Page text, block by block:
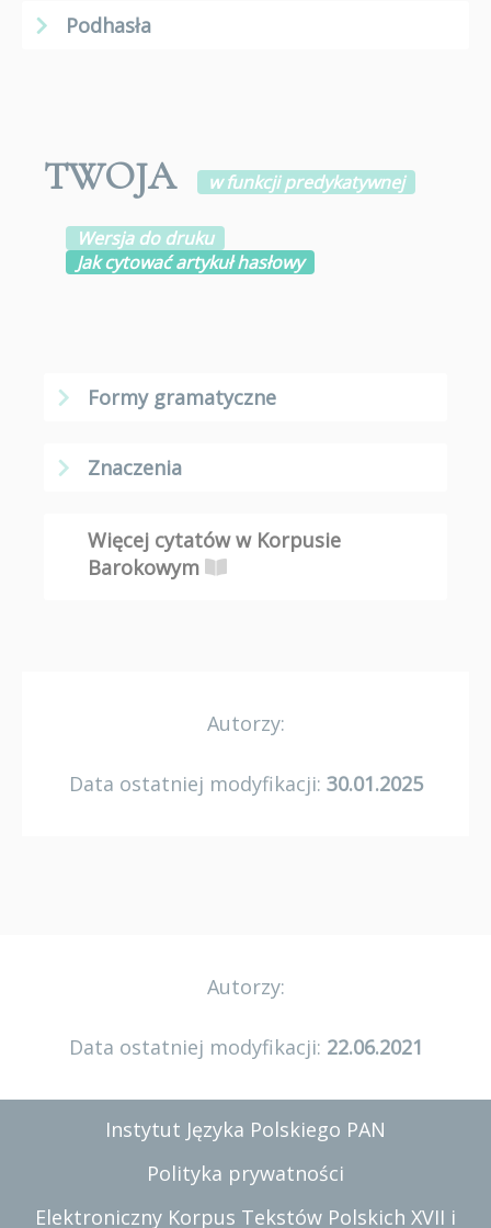
Podhasła
TWOJA w funkcji predykatywnej
Wersja do druku
Jak cytować artykuł hasłowy
Formy gramatyczne
Znaczenia
Więcej cytatów w Korpusie
Barokowym
Autorzy:
Data ostatniej modyfikacji: 30.01.2025
Autorzy:
Data ostatniej modyfikacji: 22.06.2021
Instytut Języka Polskiego PAN
Polityka prywatności
Elektroniczny Korpus Tekstów Polskich XVII i